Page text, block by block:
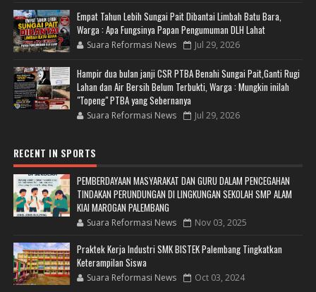
Empat Tahun Lebih Sungai Pait Dibantai Limbah Batu Bara,
Warga : Apa Fungsinya Papan Pengumuman DLH Lahat
Suara Reformasi News Jul 29, 2026
Hampir dua bulan janji CSR PTBA Benahi Sungai Pait,Ganti Rugi
Lahan dan Air Bersih Belum Terbukti, Warga : Mungkin inilah
"Topeng" PTBA yang Sebernanya
Suara Reformasi News Jul 29, 2026
RECENT IN SPORTS
PEMBERDAYAAN MASYARAKAT DAN GURU DALAM PENCEGAHAN
TINDAKAN PERUNDUNGAN DI LINGKUNGAN SEKOLAH SMP ALAM
KIAI MAROGAN PALEMBANG
Suara Reformasi News Nov 03, 2025
Praktek Kerja Industri SMK BISTEK Palembang Tingkatkan
Keterampilan Siswa
Suara Reformasi News Oct 03, 2024